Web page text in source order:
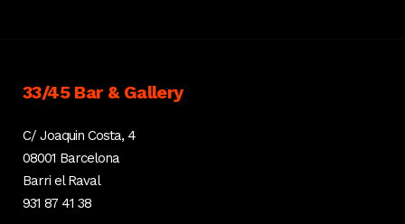
33/45 Bar & Gallery
C/ Joaquin Costa, 4
08001 Barcelona
Barri el Raval
931 87 41 38